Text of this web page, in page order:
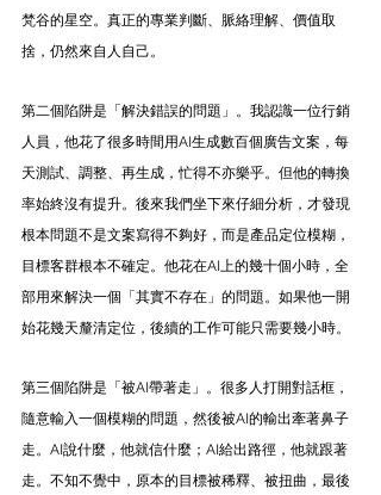
梵谷的星空。真正的專業判斷、脈絡理解、價值取
捨，仍然來自人自己。
第二個陷阱是「解決錯誤的問題」。我認識一位行銷
人員，他花了很多時間用AI生成數百個廣告文案，每
天測試、調整、再生成，忙得不亦樂乎。但他的轉換
率始終沒有提升。後來我們坐下來仔細分析，才發現
根本問題不是文案寫得不夠好，而是產品定位模糊，
目標客群根本不確定。他花在AI上的幾十個小時，全
部用來解決一個「其實不存在」的問題。如果他一開
始花幾天釐清定位，後續的工作可能只需要幾小時。
第三個陷阱是「被AI帶著走」。很多人打開對話框，
隨意輸入一個模糊的問題，然後被AI的輸出牽著鼻子
走。AI說什麼，他就信什麼；AI給出路徑，他就跟著
走。不知不覺中，原本的目標被稀釋、被扭曲，最後